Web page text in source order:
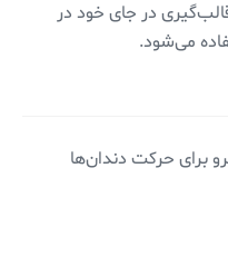
در جای خود در
می‌شود.
برای حرکت دندان‌ها